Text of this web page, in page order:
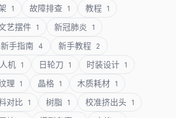
1 故障排查 1 教程 1
艺摆件 1 新冠肺炎 1
新手指南 4 新手教程 2
机 1 日轮刀 1 时装设计 1
理 1 晶格 1 木质耗材 1
对比 1 树脂 1 校准挤出头 1